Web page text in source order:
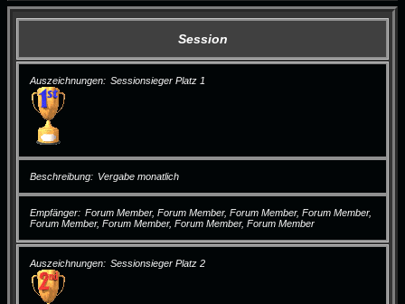
Session
Auszeichnungen Sessionsieger Platz 1
Beschreibung Vergabe monatlich
Empfänger
Forum Member, Forum Member, Forum Member, Forum Member,
Forum Member, Forum Member, Forum Member, Forum Member
Auszeichnungen Sessionsieger Platz 2